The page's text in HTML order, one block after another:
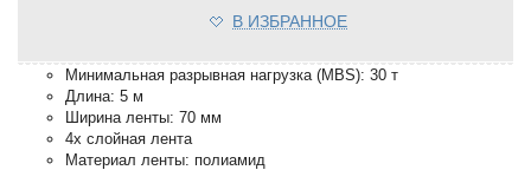
В ИЗБРАННОЕ
Минимальная разрывная нагрузка (MBS): 30 т
Длина: 5 м
Ширина ленты: 70 мм
4х слойная лента
Материал ленты: полиамид